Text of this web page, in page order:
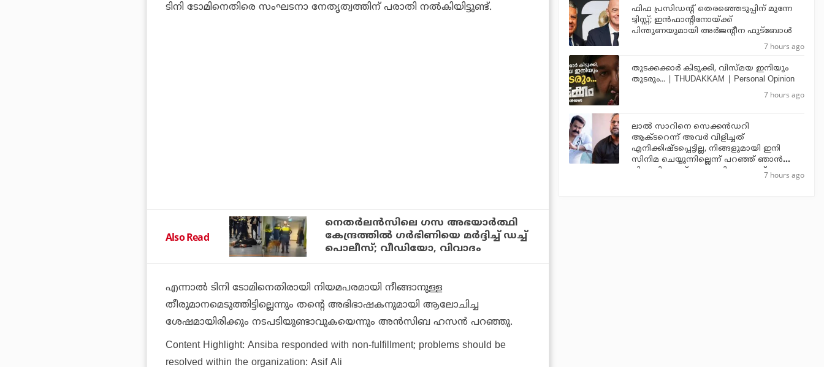
ടിനി ടോമിനെതിരെ സംഘടനാ നേതൃത്വത്തിന് പരാതി നല്‍കിയിട്ടുണ്ട്.
Also Read
നെതര്‍ലന്‍സിലെ ഗസ അഭയാര്‍ത്ഥി
കേന്ദ്രത്തില്‍ ഗര്‍ഭിണിയെ മര്‍ദ്ദിച്ച് ഡച്ച്
പൊലീസ്; വീഡിയോ, വിവാദം
എന്നാല്‍ ടിനി ടോമിനെതിരായി നിയമപരമായി നീങ്ങാനുള്ള
തീരുമാനമെടുത്തിട്ടില്ലെന്നും തന്റെ അഭിഭാഷകനുമായി ആലോചിച്ച
ശേഷമായിരിക്കും നടപടിയുണ്ടാവുകയെന്നും അന്‍സിബ ഹസന്‍ പറഞ്ഞു.
Content Highlight: Ansiba responded with non-fulfillment; problems should be
resolved within the organization: Asif Ali
ഫിഫ പ്രസിഡന്റ് തെരഞ്ഞെടുപ്പിന് മുന്നേ
ട്വിസ്റ്റ്; ഇന്‍ഫാന്റിനോയ്ക്ക്
പിന്തുണയുമായി അര്‍ജന്റീന ഫുട്‌ബോള്‍
7 hours ago
തുടക്കക്കാര്‍ കിടുക്കി, വിസ്മയ ഇനിയും
തുടരും... | THUDAKKAM | Personal Opinion
7 hours ago
ലാല്‍ സാറിനെ സെക്കന്‍ഡറി
ആക്ടറെന്ന് അവര്‍ വിളിച്ചത്
എനിക്കിഷ്ടപ്പെട്ടില്ല, നിങ്ങളുമായി ഇനി
സിനിമ ചെയ്യുന്നില്ലെന്ന് പറഞ്ഞ് ഞാന്‍
പിന്മാറി: ജൂഡ് ആന്തണി ജോസഫ്7 hours ago